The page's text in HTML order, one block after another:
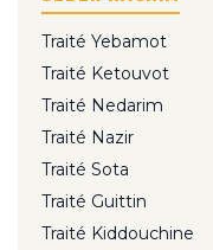
Traité Yebamot
Traité Ketouvot
Traité Nedarim
Traité Nazir
Traité Sota
Traité Guittin
Traité Kiddouchine